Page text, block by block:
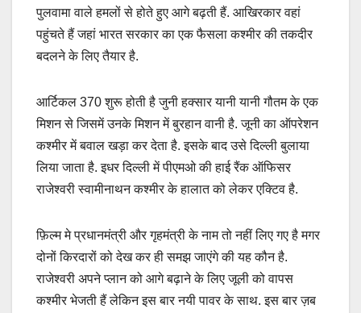
पुलवामा वाले हमलों से होते हुए आगे बढ़ती हैं. आखिरकार वहां
पहुंचते हैं जहां भारत सरकार का एक फैसला कश्मीर की तकदीर
बदलने के लिए तैयार है.
आर्टिकल 370 शुरू होती है जुनी हक्सार यानी यानी गौतम के एक
मिशन से जिसमें उनके मिशन में बुरहान वानी है. जूनी का ऑपरेशन
कश्मीर में बवाल खड़ा कर देता है. इसके बाद उसे दिल्ली बुलाया
लिया जाता है. इधर दिल्ली में पीएमओ की हाई रैंक ऑफिसर
राजेश्वरी स्वामीनाथन कश्मीर के हालात को लेकर एक्टिव है.
फ़िल्म मे प्रधानमंत्री और गृहमंत्री के नाम तो नहीं लिए गए है मगर
दोनों किरदारों को देख कर ही समझ जाएंगे की यह कौन है.
राजेश्वरी अपने प्लान को आगे बढ़ाने के लिए जूली को वापस
कश्मीर भेजती हैं लेकिन इस बार नयी पावर के साथ. इस बार ज़ब